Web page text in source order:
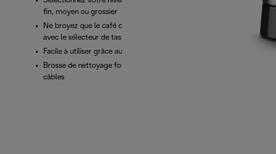
fin, moyen ou grossier
Ne broyez que le café dont vous avez besoin
avec le sélecteur de tasse
Facile à utiliser grâce au bouton poussoir
Brosse de nettoyage fournie, plus rangement des
câbles